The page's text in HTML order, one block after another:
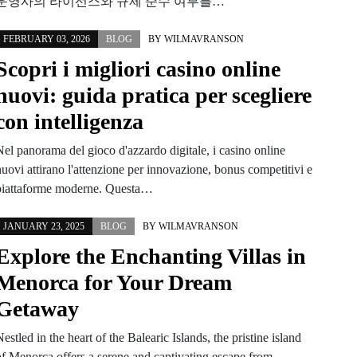
FEBRUARY 03, 2026 BLOG BY WILMAVRANSON
i migliori casino online
guida pratica per scegliere
intelligenza
panorama del gioco d'azzardo digitale, i casino online
attirano l'attenzione per innovazione, bonus competitivi e
moderne. Questa…
JANUARY 23, 2025 BLOG BY WILMAVRANSON
the Enchanting Villas in
for Your Dream
in the heart of the Balearic Islands, the pristine island